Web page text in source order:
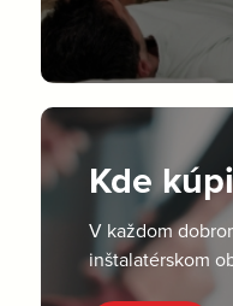
Kde
V každom
inštalatérskom